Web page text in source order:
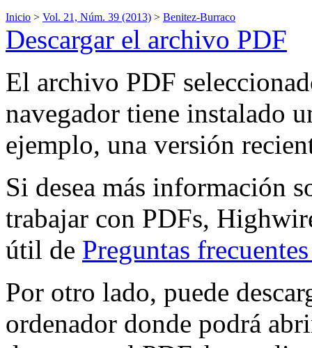
Inicio > Vol. 21, Núm. 39 (2013) > Benitez-Burraco
Descargar el archivo PDF
El archivo PDF
navegador tiene instalado
ejemplo, una versión
Si desea más información
trabajar con PDFs,
útil de Preguntas
Por otro lado, puede
ordenador donde podrá